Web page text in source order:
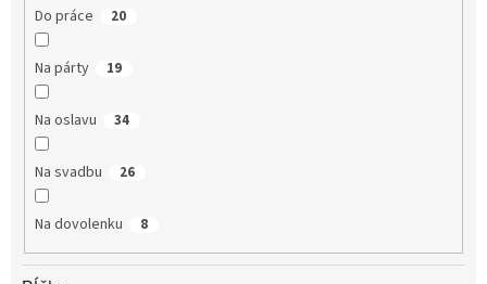
Do práce 20
Na párty 19
Na oslavu 34
Na svadbu 26
Na dovolenku 8